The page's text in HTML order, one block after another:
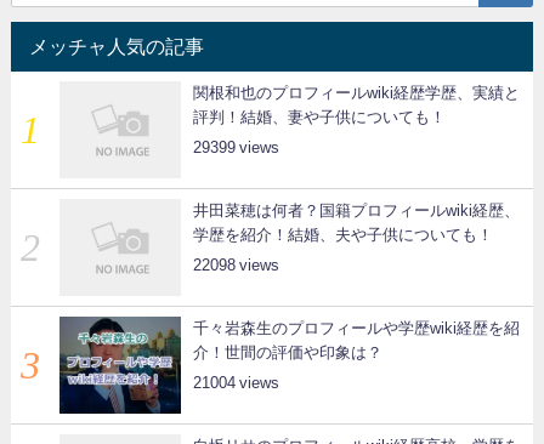
メッチャ人気の記事
関根和也のプロフィールwiki経歴学歴、実績と
評判！結婚、妻や子供についても！
29399
井田菜穂は何者？国籍プロフィールwiki経歴、
学歴を紹介！結婚、夫や子供についても！
22098
千々岩森生のプロフィールや学歴wiki経歴を紹
介！世間の評価や印象は？
21004